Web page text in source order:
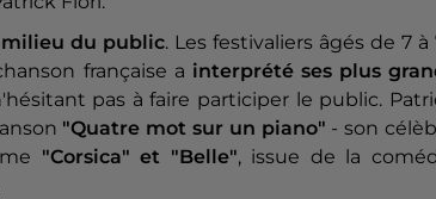
du public. Les festivaliers âgés de 7 à
française a interprété ses plus
pas à faire participer le public.
"Quatre mot sur un piano" - son
"Corsica" et "Belle", issue de la